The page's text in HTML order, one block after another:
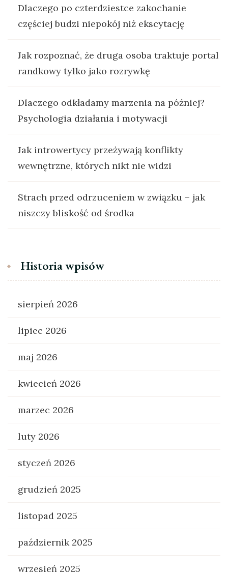
Dlaczego po czterdziestce zakochanie
częściej budzi niepokój niż ekscytację
Jak rozpoznać, że druga osoba traktuje portal
randkowy tylko jako rozrywkę
Dlaczego odkładamy marzenia na później?
Psychologia działania i motywacji
Jak introwertycy przeżywają konflikty
wewnętrzne, których nikt nie widzi
Strach przed odrzuceniem w związku – jak
niszczy bliskość od środka
Historia wpisów
sierpień 2026
lipiec 2026
maj 2026
kwiecień 2026
marzec 2026
luty 2026
styczeń 2026
grudzień 2025
listopad 2025
październik 2025
wrzesień 2025